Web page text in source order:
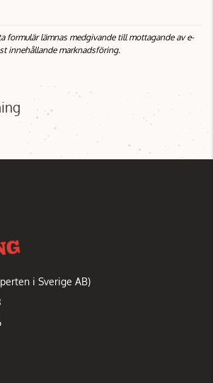
formulär lämnas medgivande till mottagande av e-
innehållande marknadsföring.
i Sverige AB)